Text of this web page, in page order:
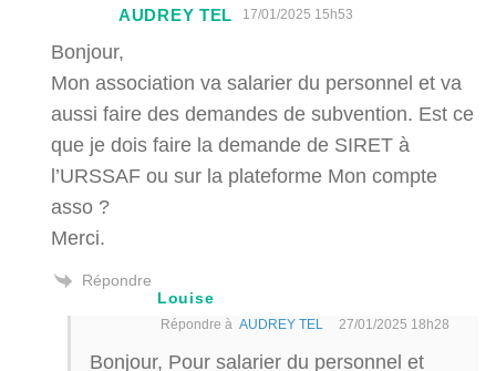
AUDREY TEL 17/01/2025 15h53
Bonjour,
Mon association va salarier du personnel et va
aussi faire des demandes de subvention. Est ce
que je dois faire la demande de SIRET à
l’URSSAF ou sur la plateforme Mon compte
asso ?
Merci.
Répondre
Louise
Répondre à AUDREY TEL 27/01/2025 18h28
Bonjour, Pour salarier du personnel et